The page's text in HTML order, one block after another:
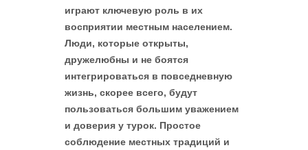
играют ключевую роль в их
восприятии местным населением.
Люди, которые открыты,
дружелюбны и не боятся
интегрироваться в повседневную
жизнь, скорее всего, будут
пользоваться большим уважением
и доверия у турок. Простое
соблюдение местных традиций и